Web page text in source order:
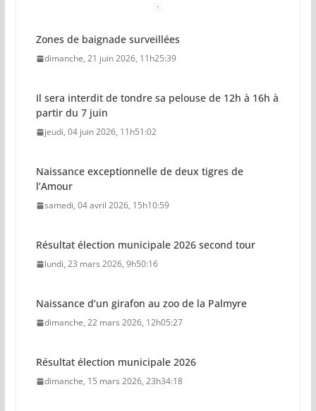
Zones de baignade surveillées
dimanche, 21 juin 2026, 11h25:39
Il sera interdit de tondre sa pelouse de 12h à 16h à
partir du 7 juin
jeudi, 04 juin 2026, 11h51:02
Naissance exceptionnelle de deux tigres de
l’Amour
samedi, 04 avril 2026, 15h10:59
Résultat élection municipale 2026 second tour
lundi, 23 mars 2026, 9h50:16
Naissance d’un girafon au zoo de la Palmyre
dimanche, 22 mars 2026, 12h05:27
Résultat élection municipale 2026
dimanche, 15 mars 2026, 23h34:18